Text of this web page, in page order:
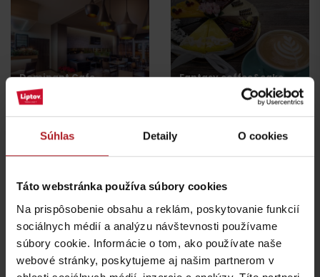
Súhlas Detaily O cookies
Táto webstránka používa súbory cookies
Na prispôsobenie obsahu a reklám, poskytovanie funkcií
sociálnych médií a analýzu návštevnosti používame
súbory cookie. Informácie o tom, ako používate naše
webové stránky, poskytujeme aj našim partnerom v
Dominant Cafe
Liptovský Mikuláš
Fantasy coffee&cake
Liptovský Mikuláš
Moment Liptov
Liptovský Mikuláš
Reštaurácia Mladosť
Liptovský Mikuláš